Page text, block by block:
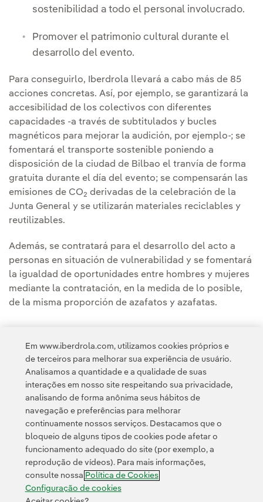
sostenibilidad a todo el personal involucrado.
Promover el patrimonio cultural durante el
desarrollo del evento.
Para conseguirlo, Iberdrola llevará a cabo más de 85
acciones concretas. Así, por ejemplo, se garantizará la
accesibilidad de los colectivos con diferentes
capacidades -a través de subtitulados y bucles
magnéticos para mejorar la audición, por ejemplo-; se
fomentará el transporte sostenible poniendo a
disposición de la ciudad de Bilbao el tranvía de forma
gratuita durante el día del evento; se compensarán las
emisiones de CO2 derivadas de la celebración de la
Junta General y se utilizarán materiales reciclables y
reutilizables.
Además, se contratará para el desarrollo del acto a
personas en situación de vulnerabilidad y se fomentará
la igualdad de oportunidades entre hombres y mujeres
mediante la contratación, en la medida de lo posible,
de la misma proporción de azafatos y azafatas.
Acesso a informação legal
Contato Clientes Política de Privacidade Informação legal
Política de cookies Configuração de cookies
Canal de denúncias
Em www.iberdrola.com, utilizamos cookies próprios e
de terceiros para melhorar sua experiência de usuário.
Analisamos a quantidade e a qualidade de suas
interações em nosso site respeitando sua privacidade,
analisando de forma anônima seus hábitos de
navegação e preferências para melhorar
continuamente nossos serviços. Destacamos que o
bloqueio de alguns tipos de cookies pode afetar o
funcionamento adequado do site (por exemplo, a
reprodução de vídeos). Para mais informações,
consulte nossa Política de Cookies
Configuração de cookies